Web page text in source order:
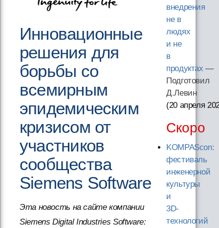
Инновационные
решения для
борьбы со
всемирным
эпидемическим
кризисом от
участников
сообщества
Siemens Software
Эта новость на сайте компании
Siemens Digital Industries Software:
внедрения
не в
людях
и не
в
продуктах —
Подготовил
Д.Левин
(20 апреля
Скоро
KOMPAScon:
фестиваль
инженерной
культуры
и
3D-
технологий